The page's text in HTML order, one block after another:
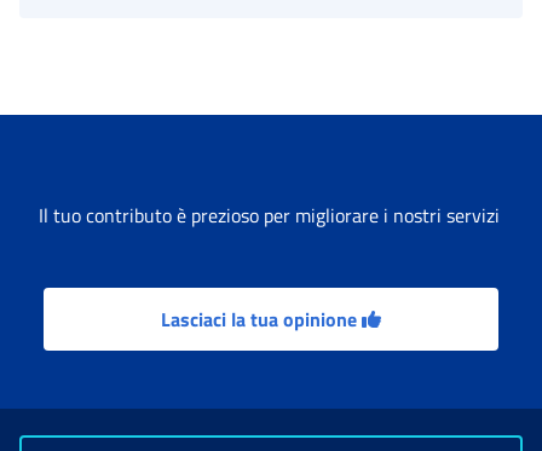
Il tuo contributo è prezioso per migliorare i nostri servizi
Lasciaci la tua opinione